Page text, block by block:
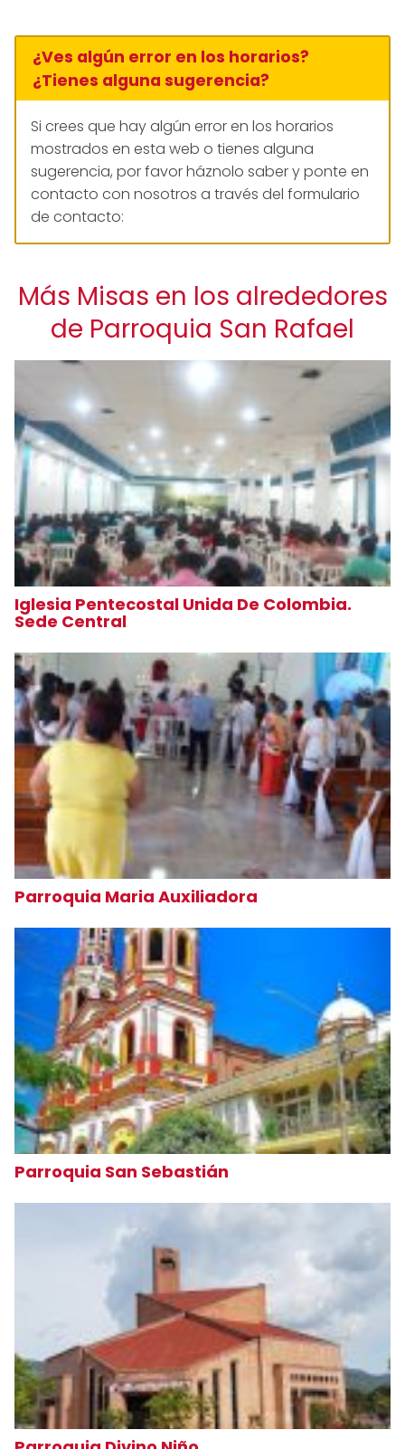
¿Ves algún error en los horarios?
¿Tienes alguna sugerencia?
Si crees que hay algún error en los horarios
mostrados en esta web o tienes alguna
sugerencia, por favor háznolo saber y ponte en
contacto con nosotros a través del formulario
de contacto:
Más Misas en los alrededores
de Parroquia San Rafael
Iglesia Pentecostal Unida De Colombia.
Sede Central
Parroquia Maria Auxiliadora
Parroquia San Sebastián